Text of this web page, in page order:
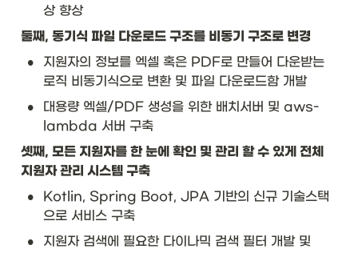
상 향상
둘째, 동기식 파일 다운로드 구조를 비동기 구조로 변경
•
지원자의 정보를 엑셀 혹은 PDF로 만들어 다운받는
로직 비동기식으로 변환 및 파일 다운로드함 개발
•
대용량 엑셀/PDF 생성을 위한 배치서버 및 aws-
lambda 서버 구축
셋째, 모든 지원자를 한 눈에 확인 및 관리 할 수 있게 전체
지원자 관리 시스템 구축
•
Kotlin, Spring Boot, JPA 기반의 신규 기술스택
으로 서비스 구축
• 지원자 검색에 필요한 다이나믹 검색 필터 개발 및